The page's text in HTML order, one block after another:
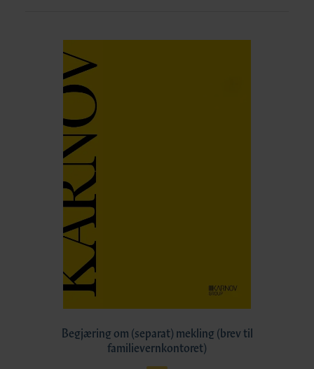
Begjæring om (separat) mekling (brev til
familievernkontoret)